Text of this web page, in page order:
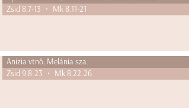
Zsid 8,7-13 • Mk 8,11-21
Anizia vtnő, Melánia sza.
Zsid 9,8-23 • Mk 8,22-26